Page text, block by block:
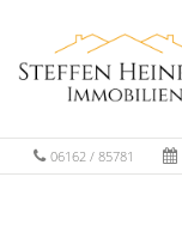
06162 / 85781